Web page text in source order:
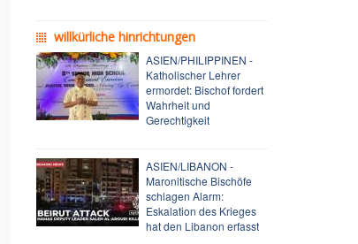
willkürliche hinrichtungen
ASIEN/PHILIPPINEN -
Katholischer Lehrer
ermordet: Bischof fordert
Wahrheit und
Gerechtigkeit
ASIEN/LIBANON -
Maronitische Bischöfe
schlagen Alarm:
Eskalation des Krieges
hat den Libanon erfasst